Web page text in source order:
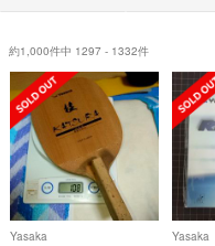
約1,000件中 1297 - 1332件
Yasaka Yasaka